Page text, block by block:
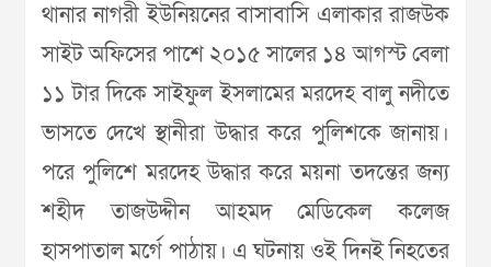
থানার নাগরী ইউনিয়নের বাসাবাসি এলাকার রাজউক
সাইট অফিসের পাশে ২০১৫ সালের ১৪ আগস্ট বেলা
১১ টার দিকে সাইফুল ইসলামের মরদেহ বালু নদীতে
ভাসতে দেখে স্থানীরা উদ্ধার করে পুলিশকে জানায়।
পরে পুলিশে মরদেহ উদ্ধার করে ময়না তদন্তের জন্য
শহীদ তাজউদ্দীন আহমদ মেডিকেল কলেজ
হাসপাতাল মর্গে পাঠায়। এ ঘটনায় ওই দিনই নিহতের